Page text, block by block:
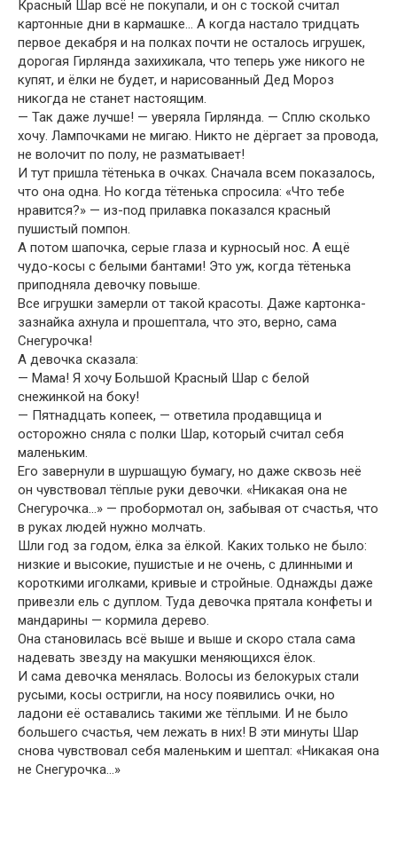
Красный Шар всё не покупали, и он с тоской считал
картонные дни в кармашке… А когда настало тридцать
первое декабря и на полках почти не осталось игрушек,
дорогая Гирлянда захихикала, что теперь уже никого не
купят, и ёлки не будет, и нарисованный Дед Мороз
никогда не станет настоящим.
— Так даже лучше! — уверяла Гирлянда. — Сплю сколько
хочу. Лампочками не мигаю. Никто не дёргает за провода,
не волочит по полу, не разматывает!
И тут пришла тётенька в очках. Сначала всем показалось,
что она одна. Но когда тётенька спросила: «Что тебе
нравится?» — из-под прилавка показался красный
пушистый помпон.
А потом шапочка, серые глаза и курносый нос. А ещё
чудо-косы с белыми бантами! Это уж, когда тётенька
приподняла девочку повыше.
Все игрушки замерли от такой красоты. Даже картонка-
зазнайка ахнула и прошептала, что это, верно, сама
Снегурочка!
А девочка сказала:
— Мама! Я хочу Большой Красный Шар с белой
снежинкой на боку!
— Пятнадцать копеек, — ответила продавщица и
осторожно сняла с полки Шар, который считал себя
маленьким.
Его завернули в шуршащую бумагу, но даже сквозь неё
он чувствовал тёплые руки девочки. «Никакая она не
Снегурочка…» — пробормотал он, забывая от счастья, что
в руках людей нужно молчать.
Шли год за годом, ёлка за ёлкой. Каких только не было:
низкие и высокие, пушистые и не очень, с длинными и
короткими иголками, кривые и стройные. Однажды даже
привезли ель с дуплом. Туда девочка прятала конфеты и
мандарины — кормила дерево.
Она становилась всё выше и выше и скоро стала сама
надевать звезду на макушки меняющихся ёлок.
И сама девочка менялась. Волосы из белокурых стали
русыми, косы остригли, на носу появились очки, но
ладони её оставались такими же тёплыми. И не было
большего счастья, чем лежать в них! В эти минуты Шар
снова чувствовал себя маленьким и шептал: «Никакая она
не Снегурочка…»